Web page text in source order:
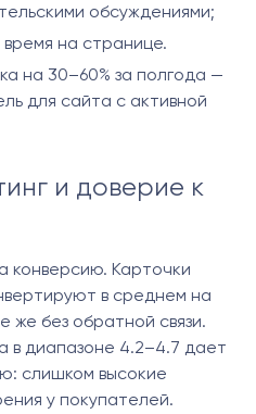
обсуждениями;
на странице.
на 30–60% за полгода —
для сайта с активной
и доверие к
конверсию. Карточки
в среднем на
же без обратной связи.
в диапазоне 4.2–4.7 дает
слишком высокие
у покупателей.